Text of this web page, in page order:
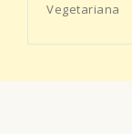
Vegetariana